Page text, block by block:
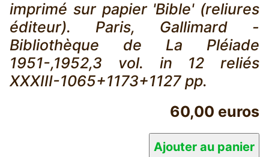
imprimé sur papier 'Bible' (reliures
éditeur). Paris, Gallimard -
Bibliothèque de La Pléiade
1951-,1952,3 vol. in 12 reliés
XXXIII-1065+1173+1127 pp.
60,00 euros